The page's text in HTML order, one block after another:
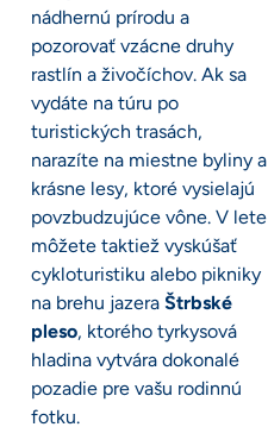
nádhernú prírodu a
pozorovať vzácne druhy
rastlín a živočíchov. Ak sa
vydáte na túru po
turistických trasách,
narazíte na miestne byliny a
krásne lesy, ktoré vysielajú
povzbudzujúce vône. V lete
môžete taktiež vyskúšať
cykloturistiku alebo pikniky
na brehu jazera Štrbské
pleso, ktorého tyrkysová
hladina vytvára dokonalé
pozadie pre vašu rodinnú
fotku.